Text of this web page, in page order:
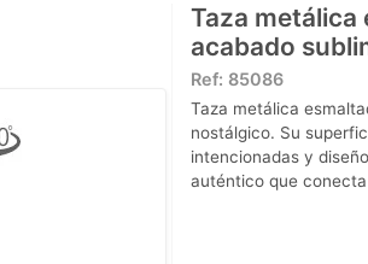
Taza
acabado
Ref: 85086
Taza metálica
nostálgico. Su
intencionadas y
auténtico que